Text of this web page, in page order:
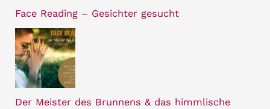
Face Reading – Gesichter gesucht
Der Meister des Brunnens & das himmlische